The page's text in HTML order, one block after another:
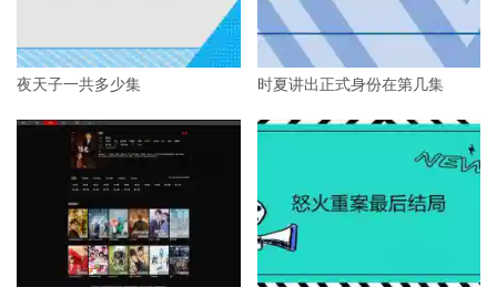
夜天子一共多少集 时夏讲出正式身份在第几集